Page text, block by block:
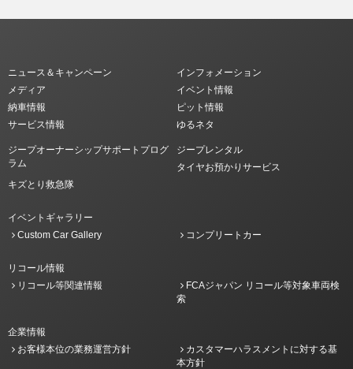
ニュース＆キャンペーン
インフォメーション
メディア
イベント情報
納車情報
ピット情報
サービス情報
ゆるネタ
ジープオーナーシップサポートプログ
ラム
ジープレンタル
タイヤお預かりサービス
キズとり救急隊
イベントギャラリー
Custom Car Gallery
コンプリートカー
リコール情報
リコール等関連情報
FCAジャパン リコール等対象車両検
索
企業情報
お客様本位の業務運営方針
カスタマーハラスメントに対する基
本方針